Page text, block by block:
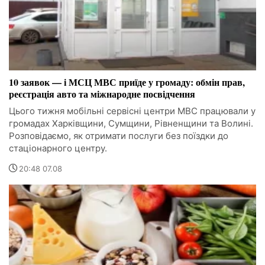
10 заявок — і МСЦ МВС приїде у громаду: обмін прав,
реєстрація авто та міжнародне посвідчення
Цього тижня мобільні сервісні центри МВС працювали у
громадах Харківщини, Сумщини, Рівненщини та Волині.
Розповідаємо, як отримати послуги без поїздки до
стаціонарного центру.
20:48 07.08